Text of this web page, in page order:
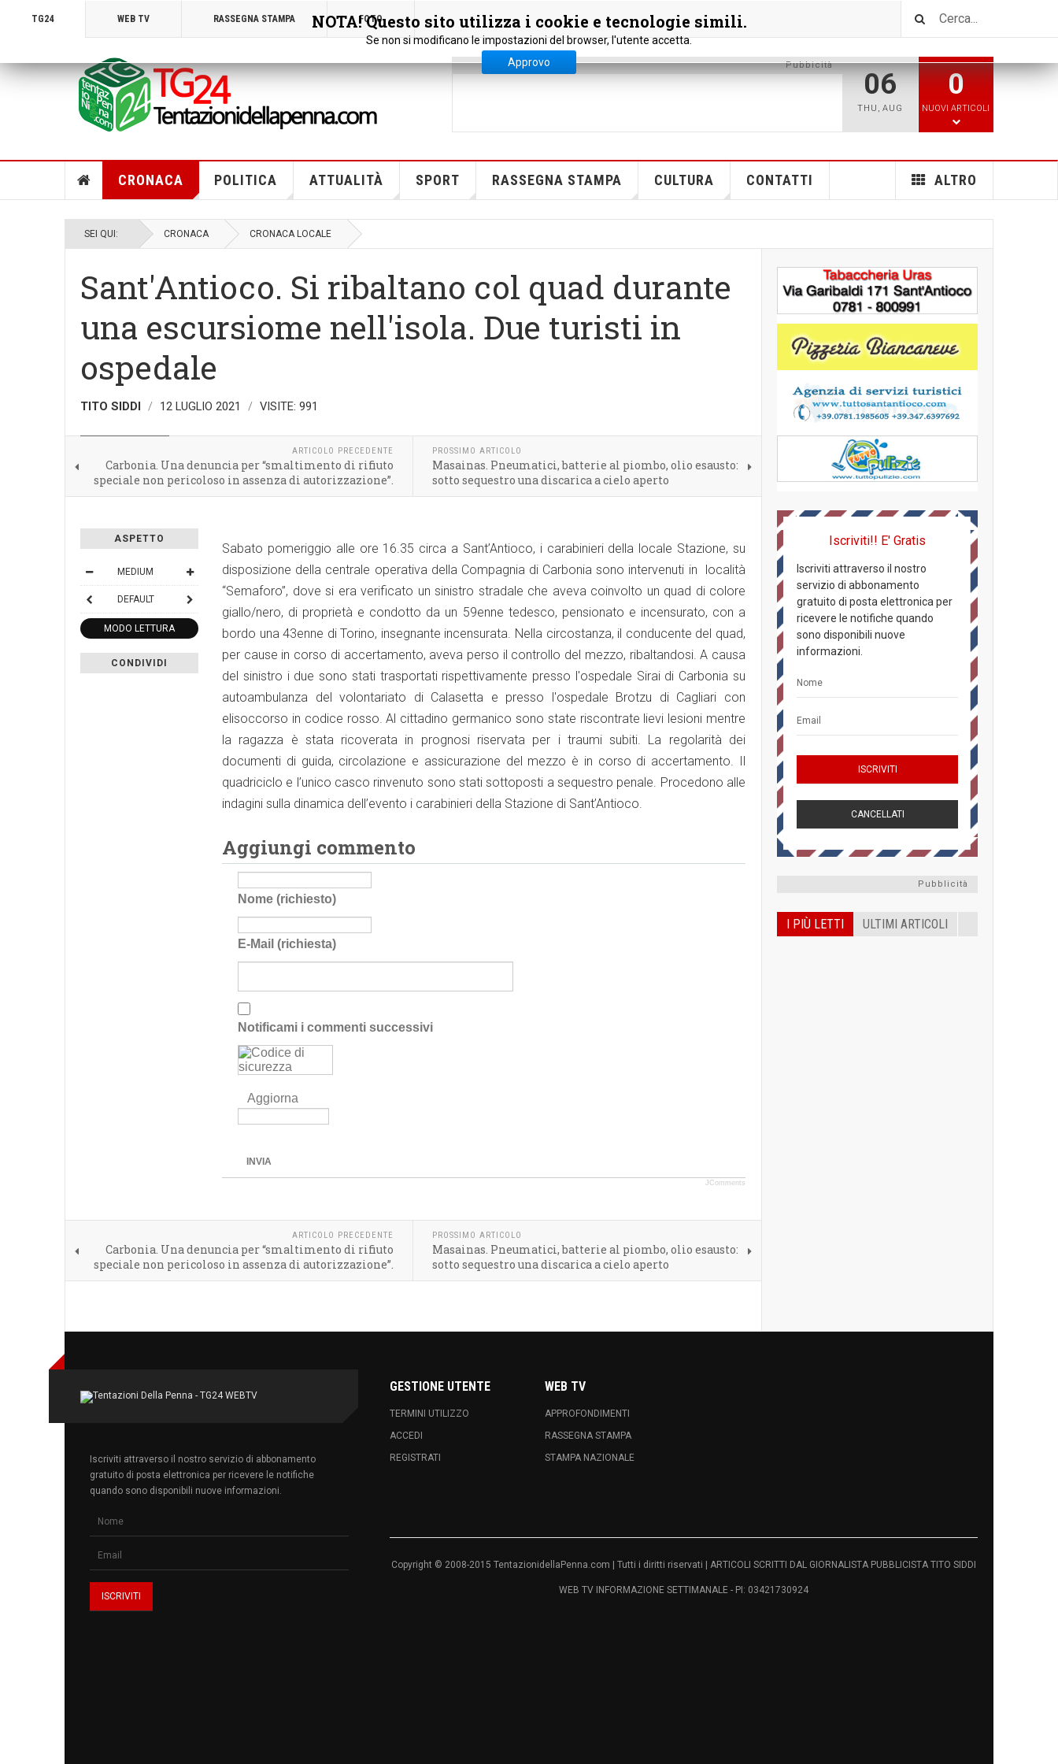
TG24 WEB TV RASSEGNA STAMPA FOTO
NOTA! Questo sito utilizza i cookie e tecnologie simili.
Se non si modificano le impostazioni del browser, l'utente accetta.
Approvo
Pubbicità
06
THU , AUG
0
NUOVI ARTICOLI
CRONACA POLITICA ATTUALITÀ SPORT RASSEGNA STAMPA CULTURA CONTATTI ALTRO
SEI QUI: CRONACA CRONACA LOCALE
Sant'Antioco. Si ribaltano col quad durante
una escursiome nell'isola. Due turisti in
ospedale
TITO SIDDI 12 LUGLIO 2021 VISITE: 991
ARTICOLO PRECEDENTE
Carbonia. Una denuncia per “smaltimento di rifiuto
speciale non pericoloso in assenza di autorizzazione”.
PROSSIMO ARTICOLO
Masainas. Pneumatici, batterie al piombo, olio esausto:
sotto sequestro una discarica a cielo aperto
ASPETTO
MEDIUM
DEFAULT
MODO LETTURA
CONDIVIDI
Sabato pomeriggio alle ore 16.35 circa a Sant’Antioco, i carabinieri della locale Stazione, su
disposizione della centrale operativa della Compagnia di Carbonia sono intervenuti in località
“Semaforo”, dove si era verificato un sinistro stradale che aveva coinvolto un quad di colore
giallo/nero, di proprietà e condotto da un 59enne tedesco, pensionato e incensurato, con a
bordo una 43enne di Torino, insegnante incensurata. Nella circostanza, il conducente del quad,
per cause in corso di accertamento, aveva perso il controllo del mezzo, ribaltandosi. A causa
del sinistro i due sono stati trasportati rispettivamente presso l'ospedale Sirai di Carbonia su
autoambulanza del volontariato di Calasetta e presso l'ospedale Brotzu di Cagliari con
elisoccorso in codice rosso. Al cittadino germanico sono state riscontrate lievi lesioni mentre
la ragazza è stata ricoverata in prognosi riservata per i traumi subiti. La regolarità dei
documenti di guida, circolazione e assicurazione del mezzo è in corso di accertamento. Il
quadriciclo e l’unico casco rinvenuto sono stati sottoposti a sequestro penale. Procedono alle
indagini sulla dinamica dell’evento i carabinieri della Stazione di Sant’Antioco.
Aggiungi commento
Nome (richiesto)
E-Mail (richiesta)
Notificami i commenti successivi
Aggiorna
INVIA
JComments
ARTICOLO PRECEDENTE
Carbonia. Una denuncia per “smaltimento di rifiuto
speciale non pericoloso in assenza di autorizzazione”.
PROSSIMO ARTICOLO
Masainas. Pneumatici, batterie al piombo, olio esausto:
sotto sequestro una discarica a cielo aperto
Iscriviti!! E' Gratis
Iscriviti attraverso il nostro
servizio di abbonamento
gratuito di posta elettronica per
ricevere le notifiche quando
sono disponibili nuove
informazioni.
Pubblicità
I PIÙ LETTI ULTIMI ARTICOLI
Iscriviti attraverso il nostro servizio di abbonamento
gratuito di posta elettronica per ricevere le notifiche
quando sono disponibili nuove informazioni.
GESTIONE UTENTE
TERMINI UTILIZZO
ACCEDI
REGISTRATI
WEB TV
APPROFONDIMENTI
RASSEGNA STAMPA
STAMPA NAZIONALE
Copyright © 2008-2015 TentazionidellaPenna.com | Tutti i diritti riservati | ARTICOLI SCRITTI DAL GIORNALISTA PUBBLICISTA TITO SIDDI
WEB TV INFORMAZIONE SETTIMANALE - PI: 03421730924